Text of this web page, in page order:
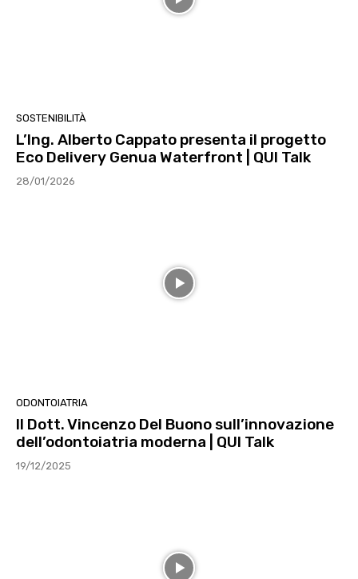
SOSTENIBILITÀ
L’Ing. Alberto Cappato presenta il progetto
Eco Delivery Genua Waterfront | QUI Talk
28/01/2026
ODONTOIATRIA
Il Dott. Vincenzo Del Buono sull’innovazione
dell’odontoiatria moderna | QUI Talk
19/12/2025